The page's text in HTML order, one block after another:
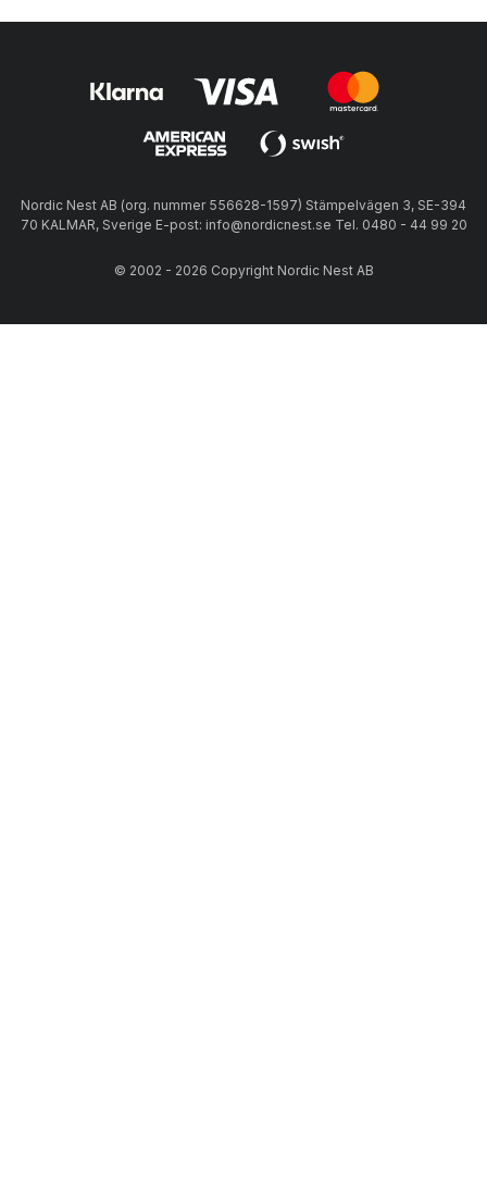
Nordic Nest AB (org. nummer 556628-1597) Stämpelvägen 3, SE-394
70 KALMAR, Sverige E-post: info@nordicnest.se Tel. 0480 - 44 99 20
© 2002 - 2026 Copyright Nordic Nest AB